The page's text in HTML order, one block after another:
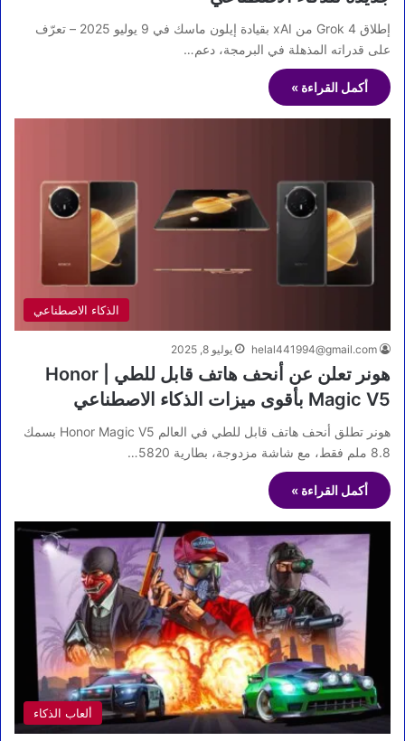
إطلاق Grok 4 من xAI بقيادة إيلون ماسك في 9 يوليو 2025 – تعرّف
على قدراته المذهلة في البرمجة، دعم…
أكمل القراءة »
الذكاء الاصطناعي
helal441994@gmail.com يوليو 8, 2025
هونر تعلن عن أنحف هاتف قابل للطي | Honor
Magic V5 بأقوى ميزات الذكاء الاصطناعي
هونر تطلق أنحف هاتف قابل للطي في العالم Honor Magic V5 بسمك
8.8 ملم فقط، مع شاشة مزدوجة، بطارية 5820…
أكمل القراءة »
ألعاب الذكاء